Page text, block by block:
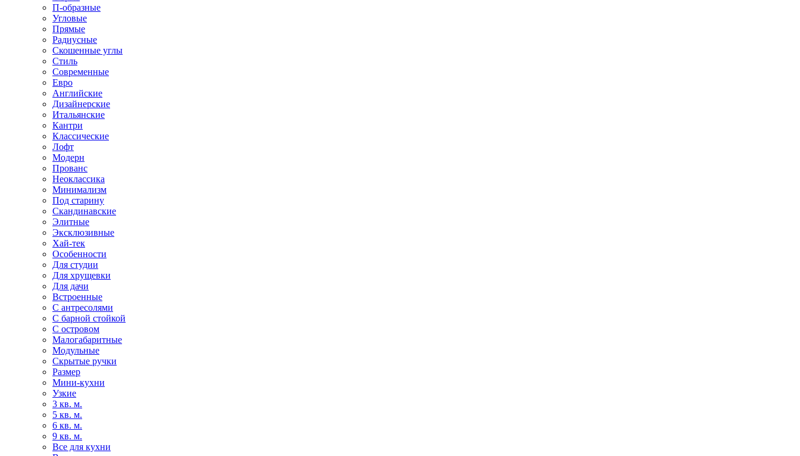
П-образные
Угловые
Прямые
Радиусные
Скошенные углы
Стиль
Современные
Евро
Английские
Дизайнерские
Итальянские
Кантри
Классические
Лофт
Модерн
Прованс
Неоклассика
Минимализм
Под старину
Скандинавские
Элитные
Эксклюзивные
Хай-тек
Особенности
Для студии
Для хрущевки
Для дачи
Встроенные
С антресолями
С барной стойкой
С островом
Малогабаритные
Модульные
Скрытые ручки
Размер
Мини-кухни
Узкие
3 кв. м.
5 кв. м.
6 кв. м.
9 кв. м.
Все для кухни